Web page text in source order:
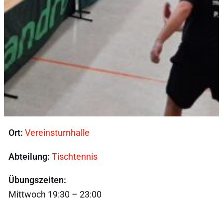
Ort: Vereinsturnhalle
Abteilung: Tischtennis
Übungszeiten:
Mittwoch 19:30 – 23:00